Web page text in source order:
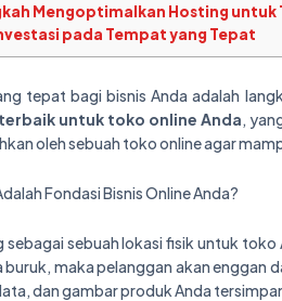
Mengoptimalkan Hosting untuk
pada Tempat yang Tepat
tepat bagi bisnis Anda adalah
untuk toko online Anda,
oleh sebuah toko online agar
Fondasi Bisnis Online Anda?
sebuah lokasi fisik untuk
maka pelanggan akan enggan
dan gambar produk Anda